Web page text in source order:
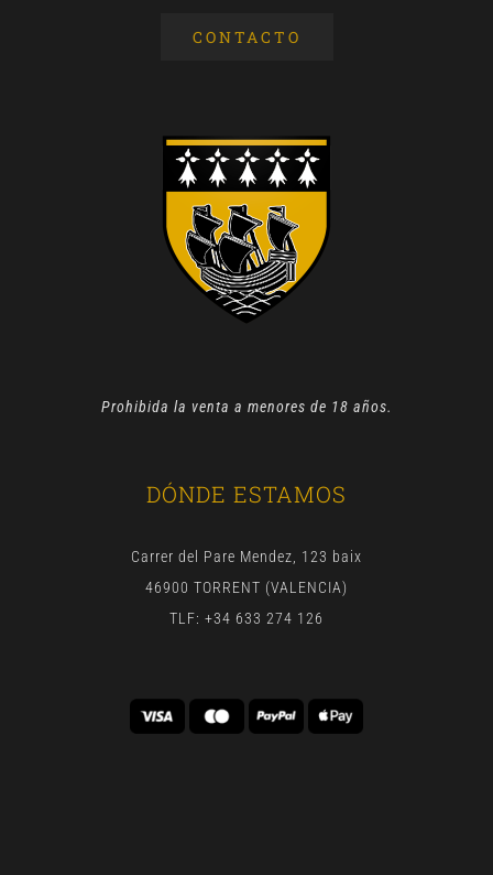
CONTACTO
Prohibida la venta a menores de 18 años.
DÓNDE ESTAMOS
Carrer del Pare Mendez, 123 baix
46900 TORRENT (VALENCIA)
TLF: +34 633 274 126